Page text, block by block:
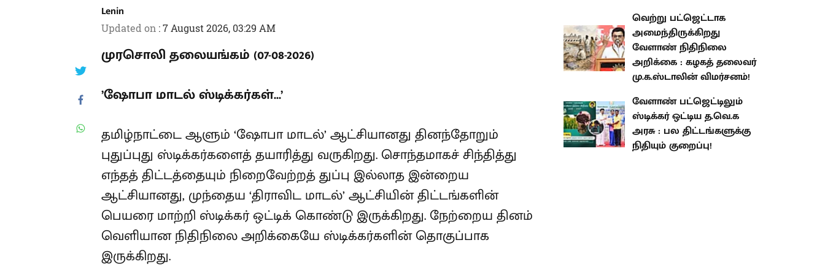
Lenin
Updated on :7 August 2026, 03:29 AM
முரசொலி தலையங்கம் (07-08-2026)
’ஷோபா மாடல் ஸ்டிக்கர்கள்...’
தமிழ்நாட்டை ஆளும் ‘ஷோபா மாடல்’ ஆட்சியானது தினந்தோறும்
புதுப்புது ஸ்டிக்கர்களைத் தயாரித்து வருகிறது. சொந்தமாகச் சிந்தித்து
எந்தத் திட்டத்தையும் நிறைவேற்றத் துப்பு இல்லாத இன்றைய
ஆட்சியானது, முந்தைய ‘திராவிட மாடல்’ ஆட்சியின் திட்டங்களின்
பெயரை மாற்றி ஸ்டிக்கர் ஒட்டிக் கொண்டு இருக்கிறது. நேற்றைய
தினம் வெளியான நிதிநிலை அறிக்கையே ஸ்டிக்கர்களின்
தொகுப்பாக இருக்கிறது.
தலைவர் மு.க.ஸ்டாலின்
விமர்சனம்!
வேளாண் பட்ஜெட்டிலும் ஸ்டிக்கர்
ஒட்டிய த.வெ.க அரசு : பல
திட்டங்களுக்கு நிதியும் குறைப்பு!